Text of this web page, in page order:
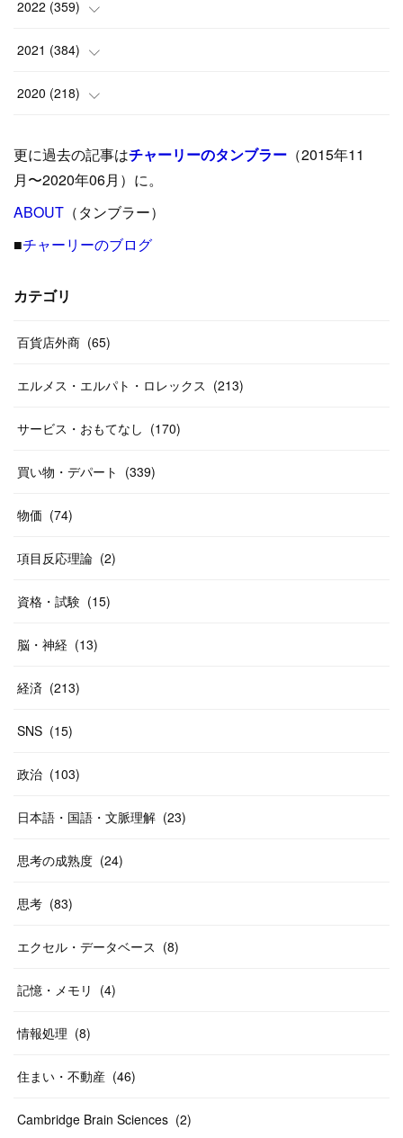
(9 )
( 5 )
( 15
(24)
(8 )
(17
(12)
(10)
(18)
(17)
)
(12)
19)
(13
(14)
(25)
(17)
(35)
(33 )
(26)
27)
(29
(24)
(26
2022 (359)
(42)
(37)
(31)
(31)
31
(26
(20)
(14
(46
2021 (384)
(9)
(39)
( 23)
40
(55
(38)
(20
(31
58)
10
2020 (218)
(24)
( 42)
(33
(46)
(20
更に過去の記事はチャーリーのタンブラー （2015年11
月〜2020年06月）に。
ABOUT （タンブラー）
■チャーリーのブログ
カテゴリ
百貨店外商 (65)
エルメス・エルパト・ロレックス (213)
サービス・おもてなし (170)
買い物・デパート (339)
物価 (74)
項目反応理論 (2)
資格・試験 (15)
脳・神経 (13)
経済 (213)
SNS (15)
政治 (103)
日本語・国語・文脈理解 (23)
思考の成熟度 (24)
思考 (83)
エクセル・データベース (8)
記憶・メモリ (4)
情報処理 (8)
住まい・不動産 (46)
Cambridge Brain Sciences (2)